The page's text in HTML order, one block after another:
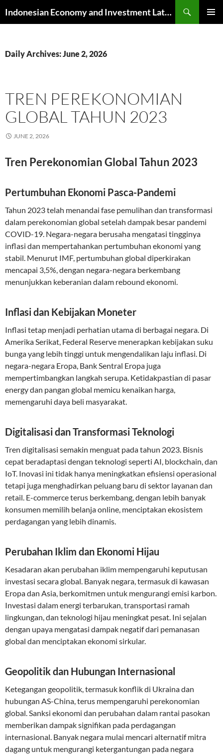
to
Indonesian Economy and Investment Latest News
Daily Archives: June 2, 2026
TREN PEREKONOMIAN
GLOBAL TAHUN 2023
JUNE 2, 2026
Tren Perekonomian Global Tahun 2023
Pertumbuhan Ekonomi Pasca-Pandemi
Tahun 2023 telah menandai fase pemulihan dan transformasi
dalam perekonomian global setelah dampak besar pandemi
COVID-19. Negara-negara berusaha mengatasi tingginya
inflasi dan mempertahankan pertumbuhan ekonomi yang
stabil. Menurut IMF, pertumbuhan global diperkirakan
mencapai 3,5%, dengan negara-negara berkembang
menunjukkan keberanian dalam rebound ekonomi.
Inflasi dan Kebijakan Moneter
Inflasi tetap menjadi perhatian utama di berbagai negara. Di
Amerika Serikat, Federal Reserve menerapkan kebijakan suku
bunga yang lebih tinggi untuk mengendalikan laju inflasi. Di
negara-negara Eropa, Bank Sentral Eropa juga
mempertimbangkan langkah serupa. Ketidakpastian di pasar
energy dan pangan global memicu kenaikan harga,
memengaruhi daya beli masyarakat.
Digitalisasi dan Transformasi Teknologi
Tren digitalisasi semakin menguat pada tahun 2023. Bisnis
cepat beradaptasi dengan teknologi seperti AI, blockchain, dan
IoT. Inovasi ini tidak hanya meningkatkan efisiensi operasional
tetapi juga menghadirkan peluang baru di sektor layanan dan
retail. E-commerce terus berkembang, dengan lebih banyak
konsumen memilih belanja online, menciptakan ekosistem
perdagangan yang lebih dinamis.
Perubahan Iklim dan Ekonomi Hijau
Kesadaran akan perubahan iklim mempengaruhi keputusan
investasi secara global. Banyak negara, termasuk di kawasan
Eropa dan Asia, berkomitmen untuk mengurangi emisi karbon.
Investasi dalam energi terbarukan, transportasi ramah
lingkungan, dan teknologi hijau meningkat pesat. Ini sejalan
dengan upaya mengatasi dampak negatif dari pemanasan
global dan menciptakan ekonomi sirkular.
Geopolitik dan Hubungan Internasional
Ketegangan geopolitik, termasuk konflik di Ukraina dan
hubungan AS-China, terus mempengaruhi perekonomian
global. Sanksi ekonomi dan perubahan dalam rantai pasokan
memberikan dampak signifikan pada perdagangan
internasional. Banyak negara mulai mencari alternatif mitra
dagang untuk mengurangi ketergantungan pada negara